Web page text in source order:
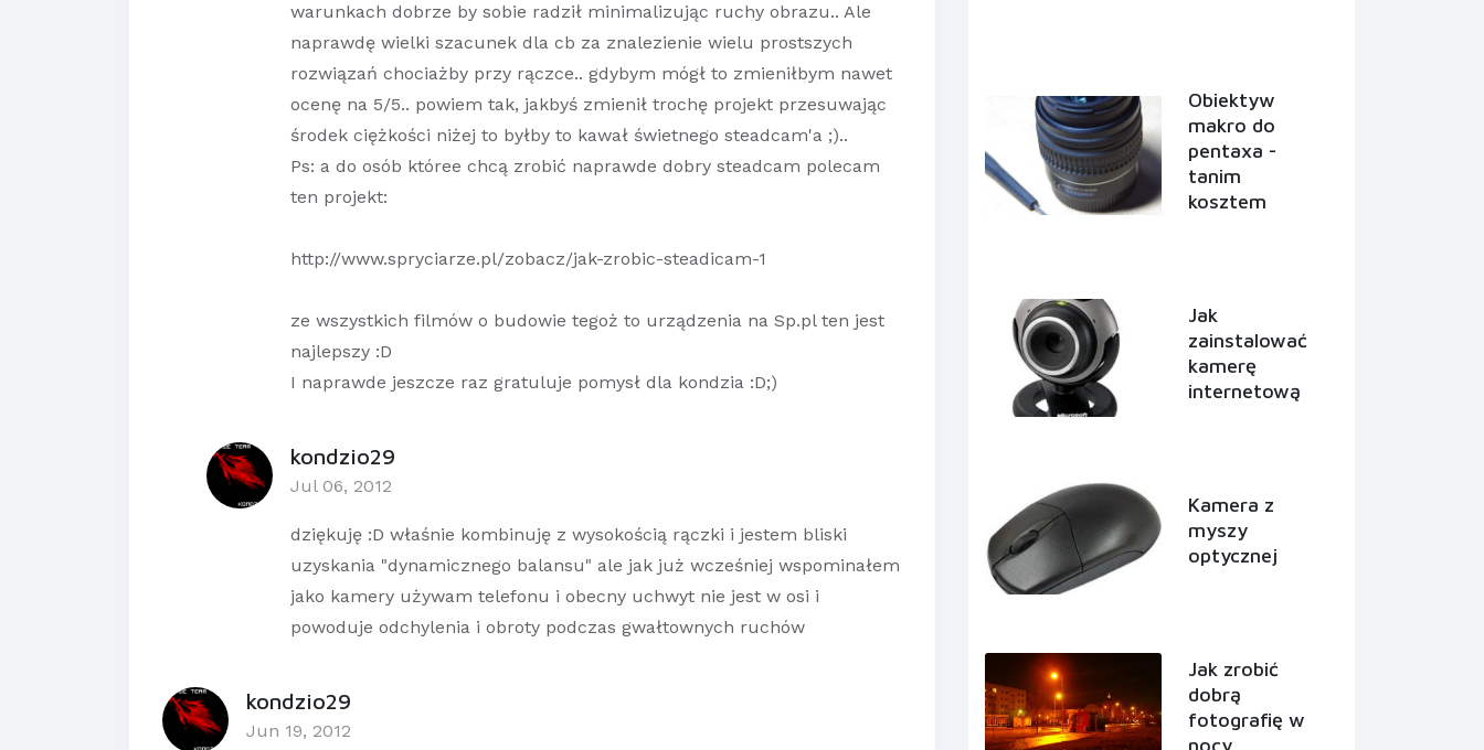
warunkach dobrze by sobie radził minimalizując ruchy obrazu.. Ale
naprawdę wielki szacunek dla cb za znalezienie wielu prostszych
rozwiązań chociażby przy rączce.. gdybym mógł to zmieniłbym nawet
ocenę na 5/5.. powiem tak, jakbyś zmienił trochę projekt przesuwając
środek ciężkości niżej to byłby to kawał świetnego steadcam'a ;)..
Ps: a do osób któree chcą zrobić naprawde dobry steadcam polecam
ten projekt:
http://www.spryciarze.pl/zobacz/jak-zrobic-steadicam-1
ze wszystkich filmów o budowie tegoż to urządzenia na Sp.pl ten jest
najlepszy :D
I naprawde jeszcze raz gratuluje pomysł dla kondzia :D;)
kondzio29
Jul 06, 2012
dziękuję :D właśnie kombinuję z wysokością rączki i jestem bliski
uzyskania "dynamicznego balansu" ale jak już wcześniej wspominałem
jako kamery używam telefonu i obecny uchwyt nie jest w osi i
powoduje odchylenia i obroty podczas gwałtownych ruchów
kondzio29
Jun 19, 2012
Obiektyw
makro do
pentaxa -
tanim
kosztem
Jak
zainstalować
kamerę
internetową
Kamera z
myszy
optycznej
Jak zrobić
dobrą
fotografię w
nocy